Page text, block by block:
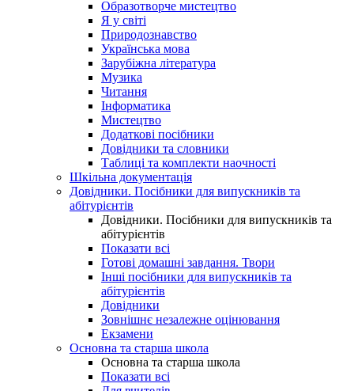
Образотворче мистецтво
Я у світі
Природознавство
Українська мова
Зарубіжна література
Музика
Читання
Інформатика
Мистецтво
Додаткові посібники
Довідники та словники
Таблиці та комплекти наочності
Шкільна документація
Довідники. Посібники для випускників та
абітурієнтів
Довідники. Посібники для випускників та
абітурієнтів
Показати всі
Готові домашні завдання. Твори
Інші посібники для випускників та
абітурієнтів
Довідники
Зовнішнє незалежне оцінювання
Екзамени
Основна та старша школа
Основна та старша школа
Показати всі